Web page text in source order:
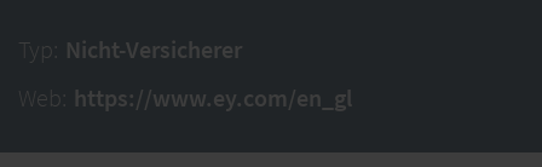
Typ: Nicht-Versicherer
Web: https://www.ey.com/en_gl